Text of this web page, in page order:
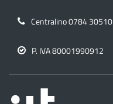
Centralino 0784 30510
P. IVA 80001990912